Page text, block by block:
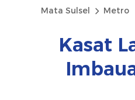
Mata Sulsel Metro
Kasat